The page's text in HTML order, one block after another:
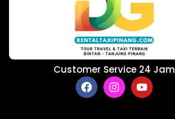
Customer Service 24 Jam